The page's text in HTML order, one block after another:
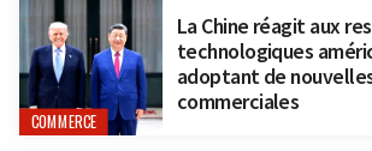
COMMERCE
La Chine réagit aux
technologiques
adoptant de
commerciales